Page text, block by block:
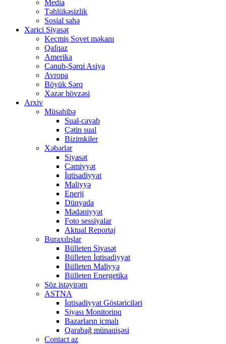
Media
Təhlükəsizlik
Sosial sahə
Xarici Siyasət
Keçmiş Sovet məkanı
Qafqaz
Amerika
Cənub-Şərqi Asiya
Avropa
Böyük Şərq
Xəzər hövzəsi
Arxiv
Müsahibə
Sual-cavab
Çətin sual
Bizimkiler
Xəbərlər
Siyasət
Cəmiyyət
İqtisadiyyat
Maliyyə
Enerji
Dünyada
Mədəniyyət
Foto sessiyalar
Aktual Reportaj
Buraxılışlar
Bülleten Siyasət
Bülleten İqtisadiyyat
Bülleten Maliyyə
Bülleten Energetika
Söz istəyirəm
ASTNA
İqtisadiyyat Göstəriciləri
Siyası Monitorinq
Bazarların icmalı
Qarabağ münaqişəsi
Contact az